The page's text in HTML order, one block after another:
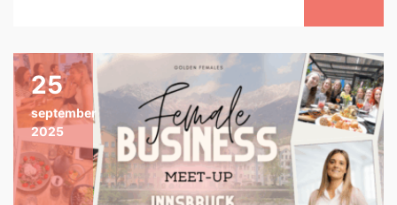
25
september
2025